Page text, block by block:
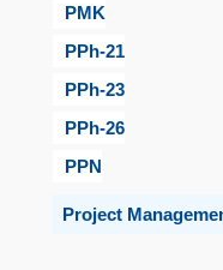
PMK
PPh-21
PPh-23
PPh-26
PPN
Project